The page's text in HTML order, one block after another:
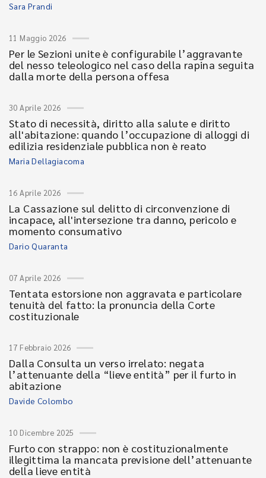
Sara Prandi
11 Maggio 2026
Per le Sezioni unite è configurabile l’aggravante
del nesso teleologico nel caso della rapina seguita
dalla morte della persona offesa
30 Aprile 2026
Stato di necessità, diritto alla salute e diritto
all'abitazione: quando l’occupazione di alloggi di
edilizia residenziale pubblica non è reato
Maria Dellagiacoma
16 Aprile 2026
La Cassazione sul delitto di circonvenzione di
incapace, all'intersezione tra danno, pericolo e
momento consumativo
Dario Quaranta
07 Aprile 2026
Tentata estorsione non aggravata e particolare
tenuità del fatto: la pronuncia della Corte
costituzionale
17 Febbraio 2026
Dalla Consulta un verso irrelato: negata
l’attenuante della “lieve entità” per il furto in
abitazione
Davide Colombo
10 Dicembre 2025
Furto con strappo: non è costituzionalmente
illegittima la mancata previsione dell’attenuante
della lieve entità